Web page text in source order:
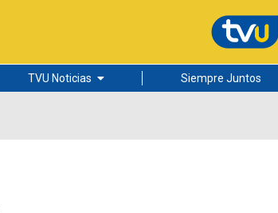
TVU Noticias
Ciudad
Siempre Juntos